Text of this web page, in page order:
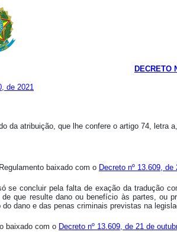
DECRETO
de 2021
da atribuição, que lhe confere o artigo 74, letra
baixado com o Decreto nº 13.609,
se concluir pela falta de exação da tradução
que resulte dano ou benefício às partes, ou
do dano e das penas criminais previstas na
baixado com o Decreto nº 13.609, de 21 de